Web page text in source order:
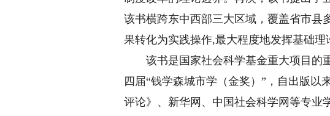
该书横跨东中西部三大区域，覆盖省市县
果转化为实践操作,最大程度地发挥基础理
该书是国家社会科学基金重大项目的重
四届“钱学森城市学（金奖）”，自出版
评论》、新华网、中国社会科学网等专业